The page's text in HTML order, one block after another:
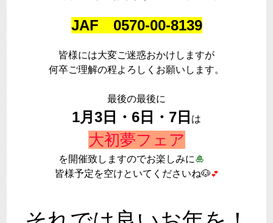
JAF 0570-00-8139
皆様には大変ご迷惑おかけしますが
何卒ご理解の程よろしくお願いします。
最後の最後に
1月3日・6日・7日 は
大初夢フェア
を開催致しますのでお楽しみに🎍
皆様予定を空けといてくださいね🐶💕